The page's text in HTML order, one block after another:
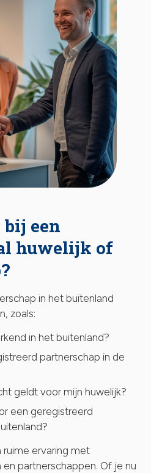
een
huwelijk of
in het buitenland
zoals:
in het buitenland?
partnerschap in de
geldt voor mijn huwelijk?
een geregistreerd
ruime ervaring met
partnerschappen. Of je nu